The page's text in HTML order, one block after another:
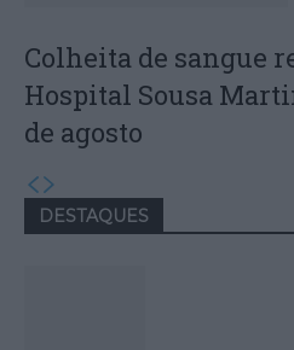
Colheita de sangue
Hospital Sousa
de agosto
DESTAQUES